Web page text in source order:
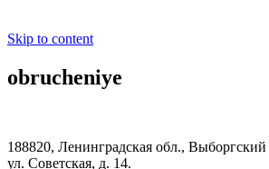
Skip to content
obrucheniye
188820, Ленинградская обл., Выборгский
ул. Советская, д. 14.